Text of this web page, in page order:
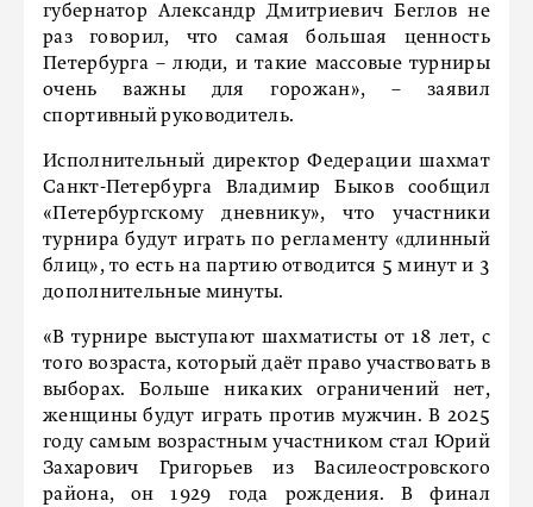
губернатор Александр Дмитриевич Беглов не
раз говорил, что самая большая ценность
Петербурга – люди, и такие массовые турниры
очень важны для горожан», – заявил
спортивный руководитель.
Исполнительный директор Федерации шахмат
Санкт-Петербурга Владимир Быков сообщил
«Петербургскому дневнику», что участники
турнира будут играть по регламенту «длинный
блиц», то есть на партию отводится 5 минут и 3
дополнительные минуты.
«В турнире выступают шахматисты от 18 лет, с
того возраста, который даёт право участвовать в
выборах. Больше никаких ограничений нет,
женщины будут играть против мужчин. В 2025
году самым возрастным участником стал Юрий
Захарович Григорьев из Василеостровского
района, он 1929 года рождения. В финал